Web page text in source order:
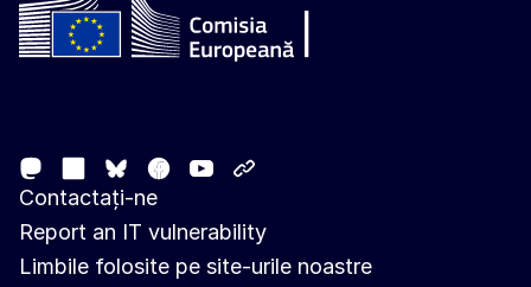
MastodonLinkedIn
Bluesky
Facebook
Youtube
Contactați-ne
Report an IT vulnerability
Limbile folosite pe site-urile noastre